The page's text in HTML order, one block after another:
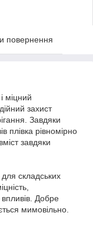
повернення
міцний
захист
Завдяки
плівка рівномірно
завдяки
складських
впливів. Добре
мимовільно.